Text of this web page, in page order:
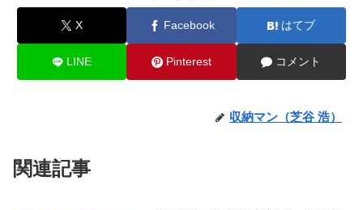
X Facebook はてブ
LINE Pinterest コメント
収納マン（芝谷 浩）
関連記事